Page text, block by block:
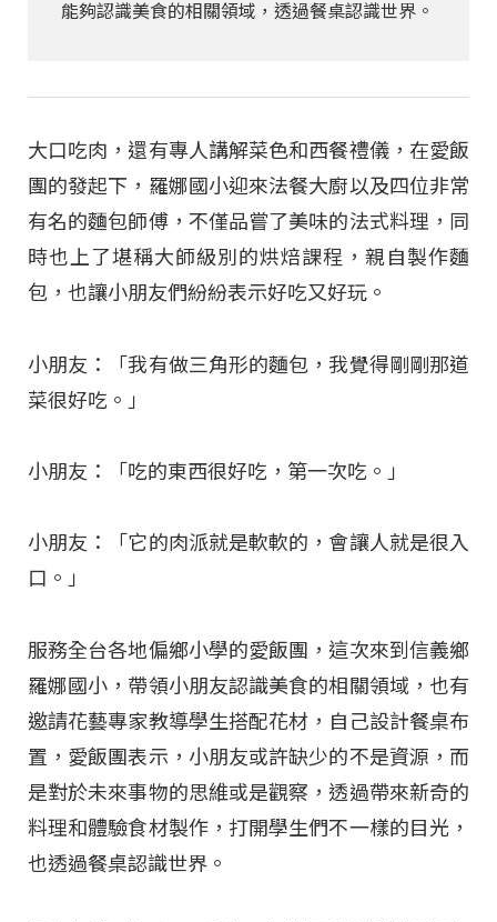
能夠認識美食的相關領域，透過餐桌認識世界。
大口吃肉，還有專人講解菜色和西餐禮儀，在愛飯
團的發起下，羅娜國小迎來法餐大廚以及四位非常
有名的麵包師傅，不僅品嘗了美味的法式料理，同
時也上了堪稱大師級別的烘焙課程，親自製作麵
包，也讓小朋友們紛紛表示好吃又好玩。
小朋友：「我有做三角形的麵包，我覺得剛剛那道
菜很好吃。」
小朋友：「吃的東西很好吃，第一次吃。」
小朋友：「它的肉派就是軟軟的，會讓人就是很入
口。」
服務全台各地偏鄉小學的愛飯團，這次來到信義鄉
羅娜國小，帶領小朋友認識美食的相關領域，也有
邀請花藝專家教導學生搭配花材，自己設計餐桌布
置，愛飯團表示，小朋友或許缺少的不是資源，而
是對於未來事物的思維或是觀察，透過帶來新奇的
料理和體驗食材製作，打開學生們不一樣的目光，
也透過餐桌認識世界。